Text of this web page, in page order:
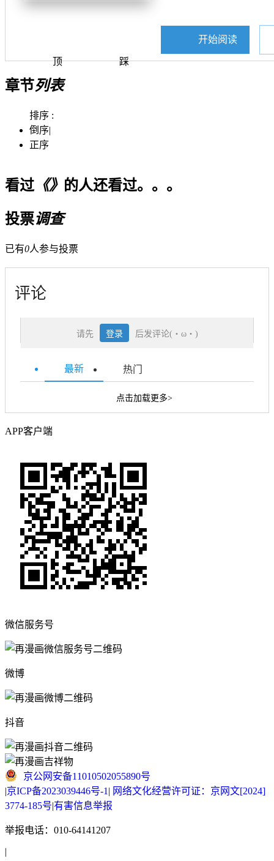
顶 踩
开始阅读
章节列表
排序 :
倒序|
正序
看过《》 的人还看过。。。
投票调查
已有0人参与投票
评论
请先 登录 后发评论(・ω・)
最新 热门
点击加载更多>
APP客户端
微信服务号
微博
抖音
京公网安备11010502055890号
|京ICP备2023039446号-1 | 网络文化经营许可证：京网文[2024]
3774-185号|有害信息举报
举报电话：010-64141207
|